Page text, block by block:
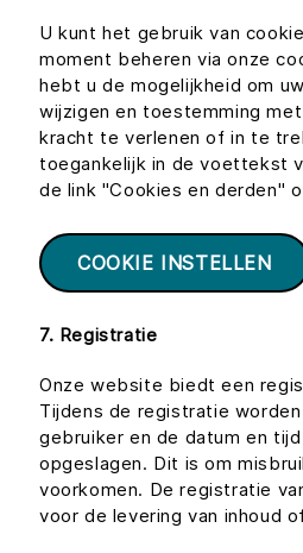
U kunt het gebruik van
moment beheren via onze
hebt u de mogelijkheid om
wijzigen en toestemming
kracht te verlenen of in te
toegankelijk in de voettekst
de link "Cookies en derden"
COOKIE INSTELLEN
7. Registratie
Onze website biedt een
Tijdens de registratie
gebruiker en de datum en
opgeslagen. Dit is om
voorkomen. De registratie
voor de levering van inhoud